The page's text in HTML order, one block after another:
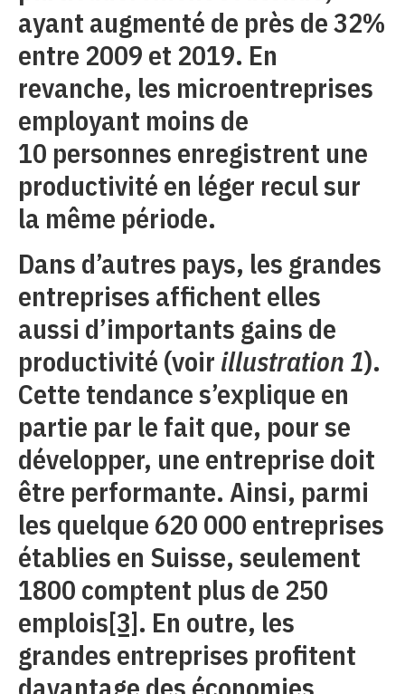
ayant augmenté de près de 32%
entre 2009 et 2019. En
revanche, les microentreprises
employant moins de
10 personnes enregistrent une
productivité en léger recul sur
la même période.
Dans d’autres pays, les grandes
entreprises affichent elles
aussi d’importants gains de
productivité (voir illustration 1).
Cette tendance s’explique en
partie par le fait que, pour se
développer, une entreprise doit
être performante. Ainsi, parmi
les quelque 620 000 entreprises
établies en Suisse, seulement
1800 comptent plus de 250
emplois[3]. En outre, les
grandes entreprises profitent